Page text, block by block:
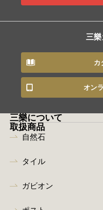
三
カ
オン
三樂について
取扱商品
自然石
タイル
ガビオン